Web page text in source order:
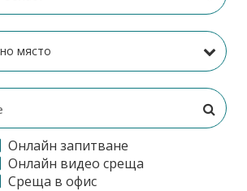
Онлайн запитване
Онлайн видео среща
Среща в офис